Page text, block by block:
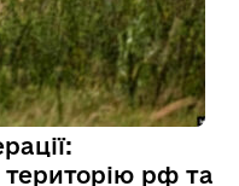
рф та